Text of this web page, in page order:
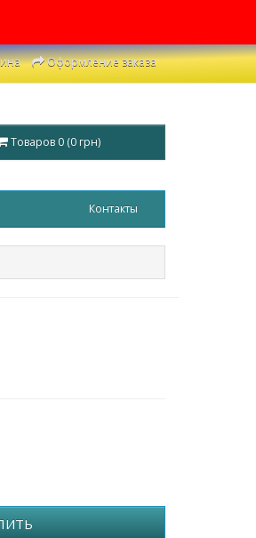
Оформление заказа
Товаров 0 (0 грн)
Контакты